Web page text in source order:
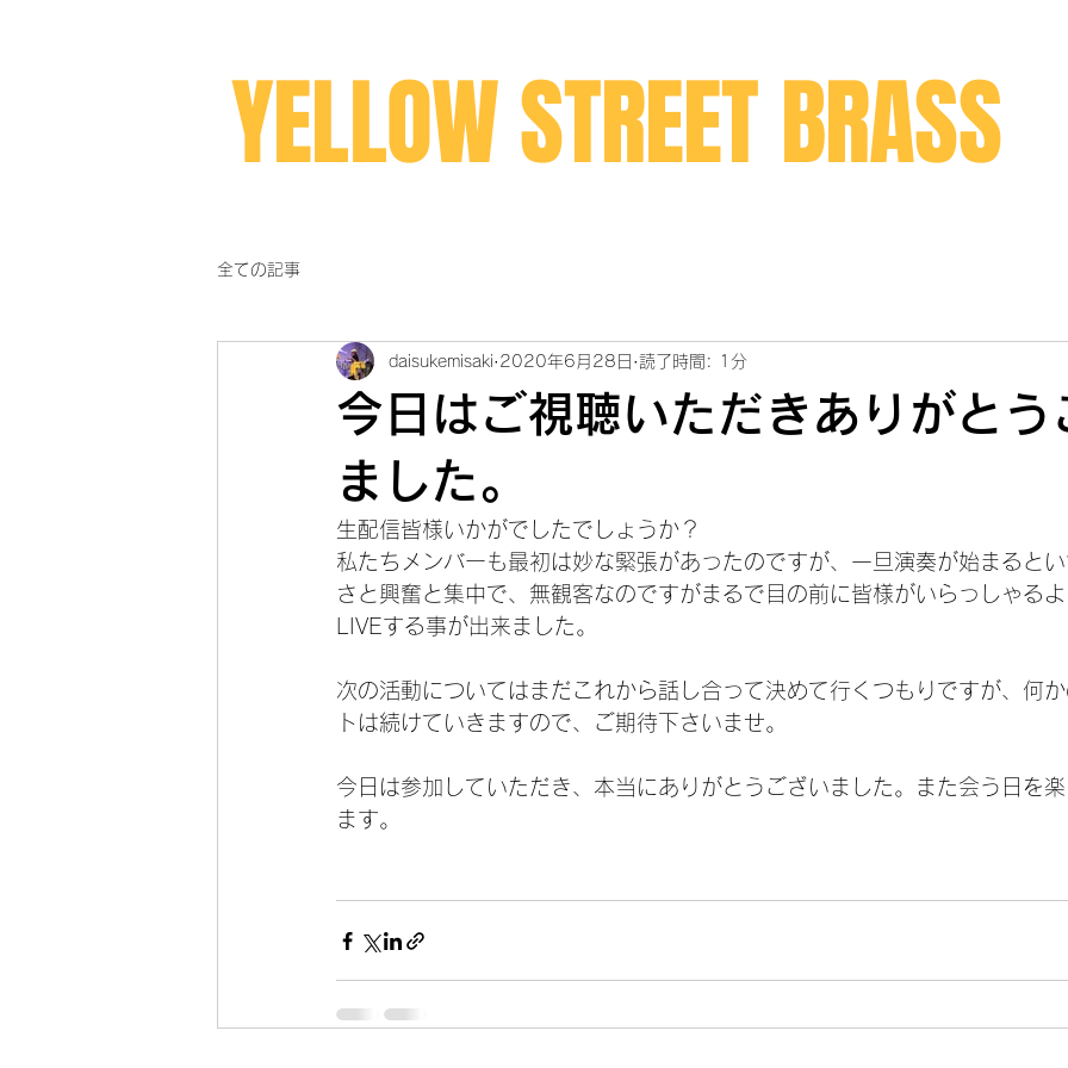
YELLOW STREET BRASS
全ての記事
今日はご視聴いただきありがとう
ました。
daisukemisaki 2020年6月28日 読了時間: 1分
生配信皆様いかがでしたでしょうか？
私たちメンバーも最初は妙な緊張があったのですが、一旦演奏が始まると
さと興奮と集中で、無観客なのですがまるで目の前に皆様がいらっしゃる
LIVEする事が出来ました。
次の活動についてはまだこれから話し合って決めて行くつもりですが、何
トは続けていきますので、ご期待下さいませ。
今日は参加していただき、本当にありがとうございました。また会う日を
ます。